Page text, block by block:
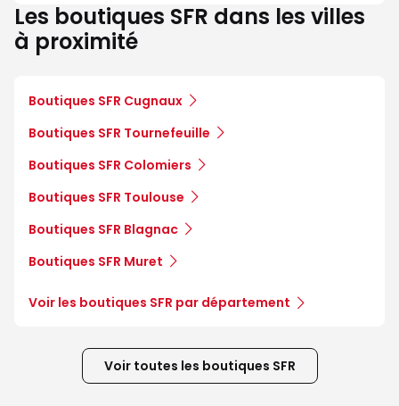
Les boutiques SFR dans les villes
à proximité
Boutiques SFR Cugnaux
Boutiques SFR Tournefeuille
Boutiques SFR Colomiers
Boutiques SFR Toulouse
Boutiques SFR Blagnac
Boutiques SFR Muret
Voir les boutiques SFR par département
Voir toutes les boutiques SFR